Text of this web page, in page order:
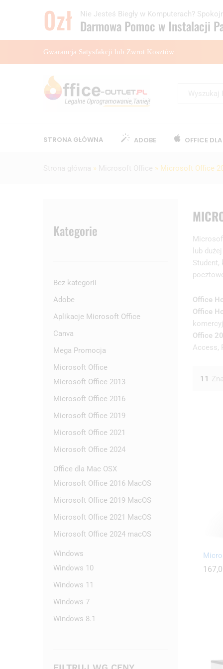
0zł Nie Jesteś Biegły w Komputerach?
Darmowa Pomoc w Instalacji
Gwarancja Satysfakcji lub Zwrot Kosztów
STRONA GŁÓWNA ADOBE OFFICE
» » Microsoft Office
lub
Student,
Office
Office
Office
Access,
11
Kategorie
Bez kategorii
Adobe
Aplikacje Microsoft Office
Canva
Mega Promocja
Microsoft Office
Microsoft Office 2013
Microsoft Office 2016
Microsoft Office 2019
Microsoft Office 2021
Microsoft Office 2024
Office dla Mac OSX
Microsoft Office 2016 MacOS
Microsoft Office 2019 MacOS
Microsoft Office 2021 MacOS
Microsoft Office 2024 macOS
Windows
Windows 10
Windows 11
Windows 7
Windows 8.1